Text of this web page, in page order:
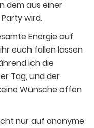
dem aus einer
wird.
Energie auf
euch fallen lassen
ich die
Tag, und der
Wünsche offen
nur auf anonyme